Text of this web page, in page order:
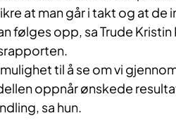
at man går i takt og at de
følges opp, sa Trude Kristin
til å se om vi
oppnår ønskede
sa hun.